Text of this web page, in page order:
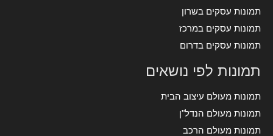
תמונות עסקים בשרון
תמונות עסקים במרכז
תמונות עסקים בדרום
תמונות לפי נושאים
תמונות מעולם עיצוב הבית
תמונות מעולם הנדל"ן
תמונות מעולם הרכב